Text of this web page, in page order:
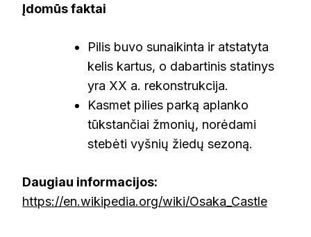
Įdomūs faktai
Pilis buvo sunaikinta ir atstatyta
kelis kartus, o dabartinis statinys
yra XX a. rekonstrukcija.
Kasmet pilies parką aplanko
tūkstančiai žmonių, norėdami
stebėti vyšnių žiedų sezoną.
Daugiau informacijos:
https://en.wikipedia.org/wiki/Osaka_Castle